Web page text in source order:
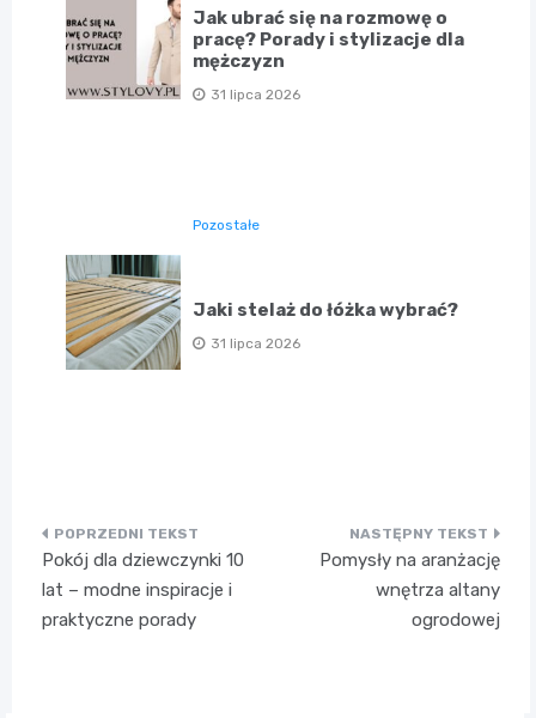
Jak ubrać się na rozmowę o
pracę? Porady i stylizacje dla
mężczyzn
31 lipca 2026
Pozostałe
Jaki stelaż do łóżka wybrać?
31 lipca 2026
Nawigacja
wpisu
Pokój dla dziewczynki 10
lat – modne inspiracje i
praktyczne porady
Pomysły na aranżację
wnętrza altany
ogrodowej